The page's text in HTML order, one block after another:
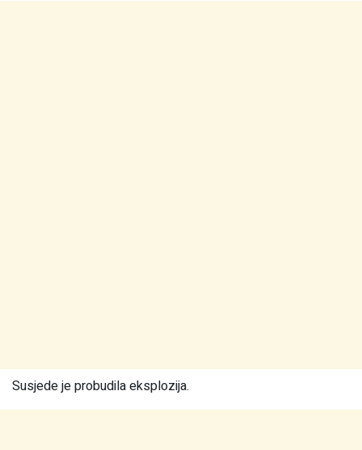
Susjede je probudila eksplozija.